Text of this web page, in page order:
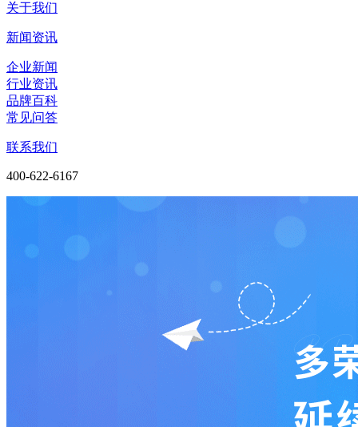
关于我们
新闻资讯
企业新闻
行业资讯
品牌百科
常见问答
联系我们
400-622-6167